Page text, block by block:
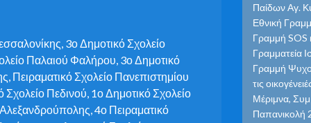
3ο Δημοτικό Σχολείο
Παλαιού Φαλήρου, 3ο Δημοτικό
Πειραματικό Σχολείο Πανεπιστημίου
Πεδινού, 1ο Δημοτικό Σχολείο
4ο Πειραματικό
Παίδων Αγ.
Εθνική
Γραμμή SOS
Γραμματεία
Γραμμή
τις
Μέριμνα,
Παπανικολή